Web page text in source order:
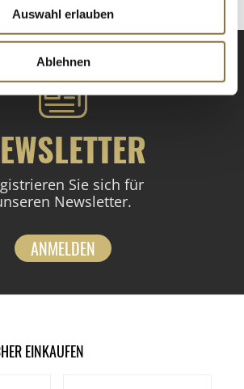
Auswahl erlauben
Ablehnen
Sie sich für
Newsletter.
ANMELDEN
EINKAUFEN